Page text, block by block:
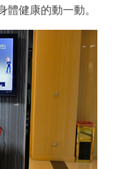
健康的動一動。